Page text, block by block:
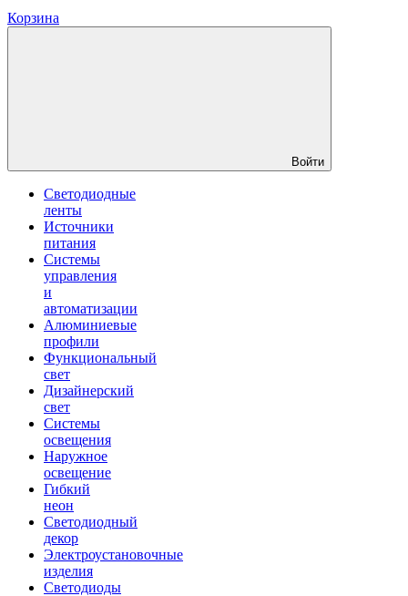
Корзина
Войти
Светодиодные
ленты
Источники
питания
Системы
управления
и
автоматизации
Алюминиевые
профили
Функциональный
свет
Дизайнерский
свет
Системы
освещения
Наружное
освещение
Гибкий
неон
Светодиодный
декор
Электроустановочные
изделия
Светодиоды